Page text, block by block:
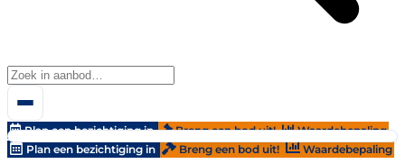
Plan een bezichtiging in Breng een bod uit!
Waardebepaling
Plan een bezichtiging in
Breng een bod uit! Waardebepaling